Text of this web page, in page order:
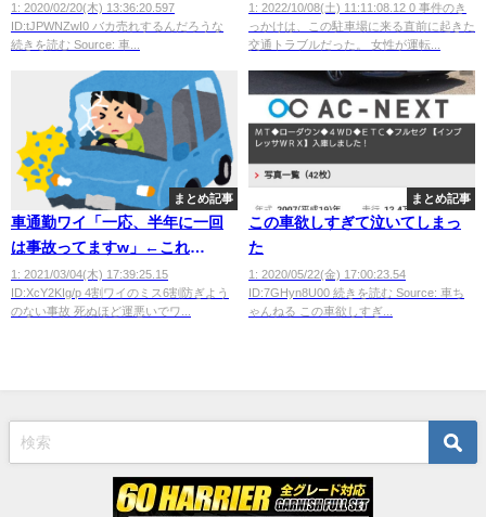
1: 2020/02/20(木) 13:36:20.597
ID:tJPWNZwI0 バカ売れするんだろうな
続きを読む Source: 車...
け車に轢かれて骨折
1: 2022/10/08(土) 11:11:08.12 0 事件のき
っかけは、この駐車場に来る直前に起きた
交通トラブルだった。 女性が運転...
まとめ記事
車通勤ワイ「一応、半年に一回
は事故ってますw」←これ
wwwwwwwwwwwwwwwww
1: 2021/03/04(木) 17:39:25.15
ID:XcY2KIg/p 4割ワイのミス6割防ぎよう
のない事故 死ぬほど運悪いでワ...
まとめ記事
この車欲しすぎて泣いてしまっ
た
1: 2020/05/22(金) 17:00:23.54
ID:7GHyn8U00 続きを読む Source: 車ち
ゃんねる この車欲しすぎ...